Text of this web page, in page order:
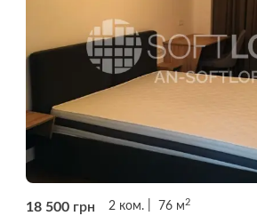
18 500 грн 2 ком. 76 м 2